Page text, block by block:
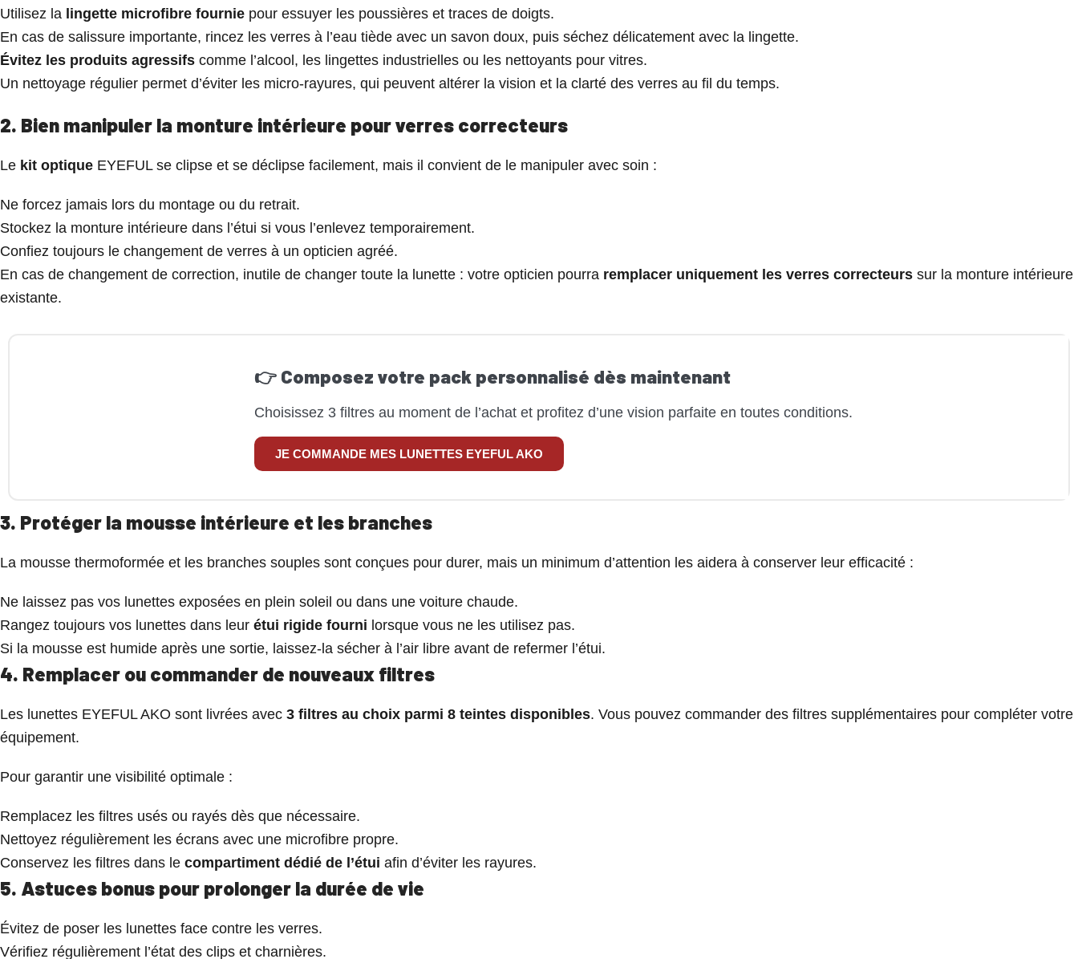
Utilisez la lingette microfibre fournie pour essuyer les poussières et traces de doigts.
En cas de salissure importante, rincez les verres à l’eau tiède avec un savon doux, puis séchez délicatement avec la lingette.
Évitez les produits agressifs comme l’alcool, les lingettes industrielles ou les nettoyants pour vitres.
Un nettoyage régulier permet d’éviter les micro-rayures, qui peuvent altérer la vision et la clarté des verres au fil du temps.
2. Bien manipuler la monture intérieure pour verres correcteurs
Le kit optique EYEFUL se clipse et se déclipse facilement, mais il convient de le manipuler avec soin :
Ne forcez jamais lors du montage ou du retrait.
Stockez la monture intérieure dans l’étui si vous l’enlevez temporairement.
Confiez toujours le changement de verres à un opticien agréé.
En cas de changement de correction, inutile de changer toute la lunette : votre opticien pourra remplacer uniquement les verres correcteurs sur la monture intérieure
existante.
👉 Composez votre pack personnalisé dès maintenant
Choisissez 3 filtres au moment de l’achat et profitez d’une vision parfaite en toutes conditions.
JE COMMANDE MES LUNETTES EYEFUL AKO
3. Protéger la mousse intérieure et les branches
La mousse thermoformée et les branches souples sont conçues pour durer, mais un minimum d’attention les aidera à conserver leur efficacité :
Ne laissez pas vos lunettes exposées en plein soleil ou dans une voiture chaude.
Rangez toujours vos lunettes dans leur étui rigide fourni lorsque vous ne les utilisez pas.
Si la mousse est humide après une sortie, laissez-la sécher à l’air libre avant de refermer l’étui.
4. Remplacer ou commander de nouveaux filtres
Les lunettes EYEFUL AKO sont livrées avec 3 filtres au choix parmi 8 teintes disponibles. Vous pouvez commander des filtres supplémentaires pour compléter votre
équipement.
Pour garantir une visibilité optimale :
Remplacez les filtres usés ou rayés dès que nécessaire.
Nettoyez régulièrement les écrans avec une microfibre propre.
Conservez les filtres dans le compartiment dédié de l’étui afin d’éviter les rayures.
5. Astuces bonus pour prolonger la durée de vie
Évitez de poser les lunettes face contre les verres.
Vérifiez régulièrement l’état des clips et charnières.